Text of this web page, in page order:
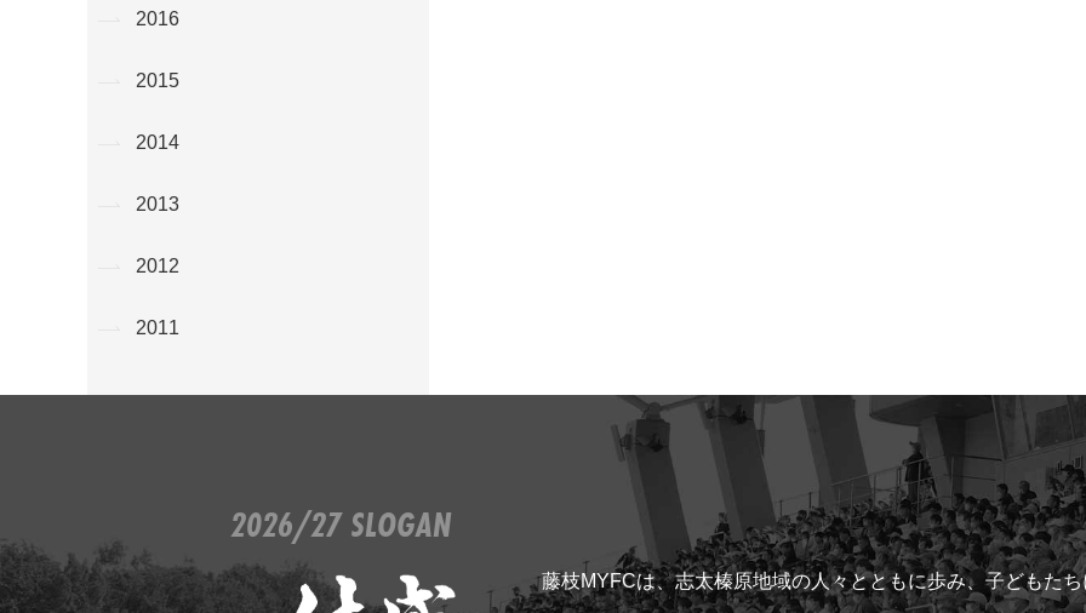
2016
2015
2014
2013
2012
2011
2026/27 SLOGAN
藤枝MYFCは、志太榛原地域の人々とともに歩み、子どもた